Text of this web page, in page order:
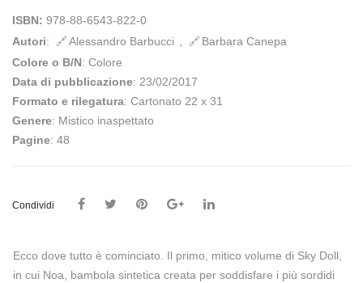
ISBN: 978-88-6543-822-0
Autori: Alessandro Barbucci ,
Barbara Canepa
Colore o B/N: Colore
Data di pubblicazione: 23/02/2017
Formato e rilegatura: Cartonato 22 x 31
Genere: Mistico inaspettato
Pagine: 48
Condividi
Ecco dove tutto è cominciato. Il primo, mitico volume di Sky Doll,
in cui Noa, bambola sintetica creata per soddisfare i più sordidi